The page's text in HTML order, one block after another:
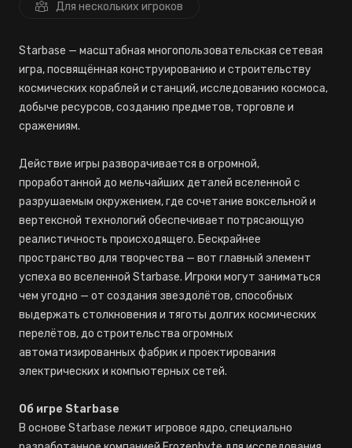
Для нескольких игроков
Starbase — масштабная многопользовательская сетевая
игра, посвящённая конструированию и строительству
космических кораблей и станций, исследованию космоса,
добыче ресурсов, созданию предметов, торговле и
сражениям.
Действие игры разворачивается в огромной,
проработанной до мельчайших деталей вселенной с
разрушаемым окружением, где сочетание воксельной и
вертексной технологий обеспечивает потрясающую
реалистичность происходящего. Бескрайнее
пространство для творчества — вот главный элемент
успеха во вселенной Starbase. Игроки могут заниматься
чем угодно — от создания звездолётов, способных
выдержать столкновения и тяготы долгих космических
перелётов, до строительства огромных
автоматизированных фабрик и проектирования
электрических и компьютерных сетей.
Об игре Starbase
В основе Starbase лежит игровое ядро, специально